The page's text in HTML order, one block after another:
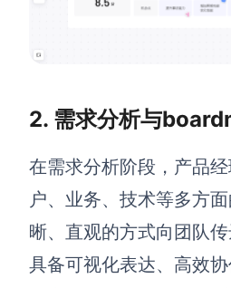
帮助中心
2. 需求分析与
在需求分析阶段，产品
户、业务、技术等多方
晰、直观的方式向团队
具备可视化表达、高效